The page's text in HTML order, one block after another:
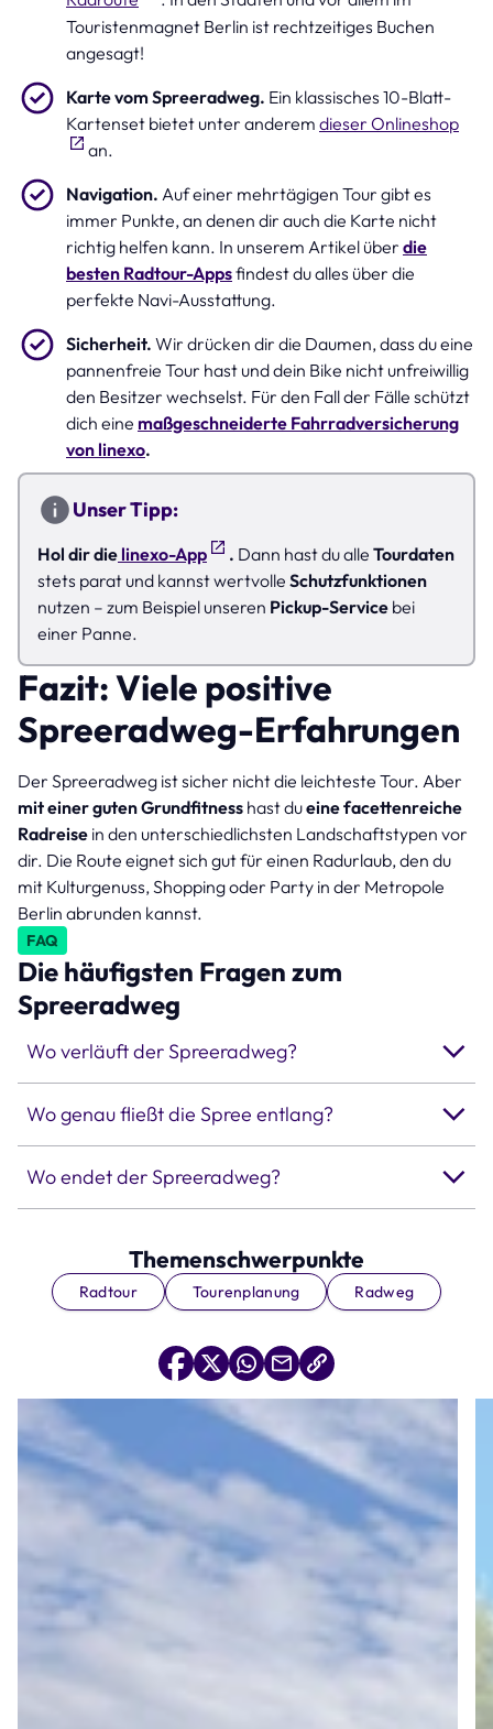
Touristenmagnet Berlin ist rechtzeitiges Buchen
angesagt!
Karte vom Spreeradweg. Ein klassisches 10-Blatt-
Kartenset bietet unter anderem dieser Onlineshop
an.
Navigation. Auf einer mehrtägigen Tour gibt es
immer Punkte, an denen dir auch die Karte nicht
richtig helfen kann. In unserem Artikel über die
besten Radtour-Appsfindest du alles über die
perfekte Navi-Ausstattung.
Sicherheit. Wir drücken dir die Daumen, dass du eine
pannenfreie Tour hast und dein Bike nicht unfreiwillig
den Besitzer wechselst. Für den Fall der Fälle schützt
dich eine maßgeschneiderte Fahrradversicherung
von linexo.
Unser Tipp:
Hol dir die linexo-App . Dann hast du alle Tourdaten
stets parat und kannst wertvolle Schutzfunktionen
nutzen – zum Beispiel unseren Pickup-Service bei
einer Panne.
Fazit: Viele positive
Spreeradweg-Erfahrungen
Der Spreeradweg ist sicher nicht die leichteste Tour. Aber
mit einer guten Grundfitness hast dueine facettenreiche
Radreise in den unterschiedlichsten Landschaftstypen vor
dir. Die Route eignet sich gut für einen Radurlaub, den du
mit Kulturgenuss, Shopping oder Party in der Metropole
Berlin abrunden kannst.
FAQ
Die häufigsten Fragen zum
Spreeradweg
Wo verläuft der Spreeradweg?
Wo genau fließt die Spree entlang?
Wo endet der Spreeradweg?
Themenschwerpunkte
Radtour Tourenplanung Radweg